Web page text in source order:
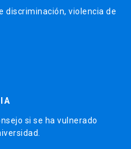
discriminación, violencia de
si se ha vulnerado